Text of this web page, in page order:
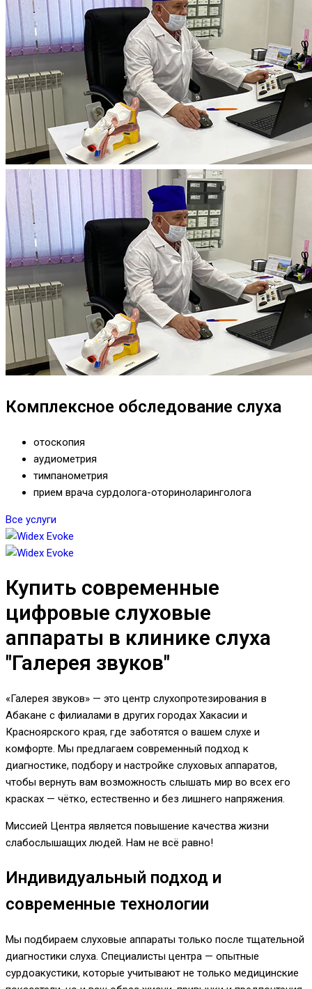
Комплексное обследование слуха
отоскопия
аудиометрия
тимпанометрия
прием врача сурдолога-оториноларинголога
Все услуги
Купить современные
цифровые слуховые
аппараты в клинике слуха
"Галерея звуков"
«Галерея звуков» — это центр слухопротезирования в
Абакане с филиалами в других городах Хакасии и
Красноярского края, где заботятся о вашем слухе и
комфорте. Мы предлагаем современный подход к
диагностике, подбору и настройке слуховых аппаратов,
чтобы вернуть вам возможность слышать мир во всех его
красках — чётко, естественно и без лишнего напряжения.
Миссией Центра является повышение качества жизни
слабослышащих людей. Нам не всё равно!
Индивидуальный подход и
современные технологии
Мы подбираем слуховые аппараты только после тщательной
диагностики слуха. Специалисты центра — опытные
сурдоакустики, которые учитывают не только медицинские